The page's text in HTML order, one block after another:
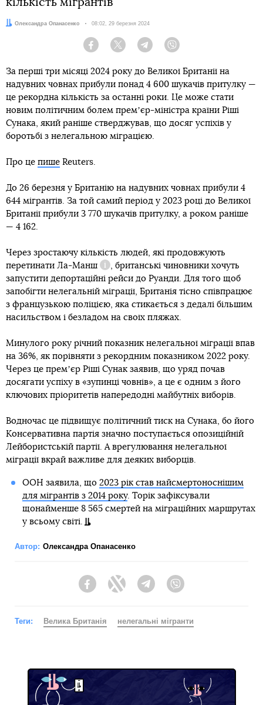
кількість мігрантів
Автор:
Олександра Опанасенко Дата:
08:02, 29 березня 2024
Facebook Twitter Telegram
За перші три місяці 2024 року до Великої Британії на
надувних човнах прибули понад 4 600 шукачів притулку —
це рекордна кількість за останні роки. Це може стати
новим політичним болем премʼєр-міністра країни Ріші
Сунака, який раніше стверджував, що досяг успіхів у
боротьбі з нелегальною міграцією.
Про це пише Reuters.
До 26 березня у Британію на надувних човнах прибули 4
644 мігрантів. За той самий період у 2023 році до Великої
Британії прибули 3 770 шукачів притулку, а роком раніше
— 4 162.
Через зростаючу кількість людей, які продовжують
перетинати Ла-Манш
Довідка
, британські чиновники хочуть
запустити депортаційні рейси до Руанди. Для того щоб
запобігти нелегальній міграції, Британія тісно співпрацює
з французькою поліцією, яка стикається з дедалі більшим
насильством і безладом на своїх пляжах.
Минулого року річний показник нелегальної міграції впав
на 36%, як порівняти з рекордним показником 2022 року.
Через це премʼєр Ріші Сунак заявив, що уряд почав
досягати успіху в «зупинці човнів», а це є одним з його
ключових пріоритетів напередодні майбутніх виборів.
Водночас це підвищує політичний тиск на Сунака, бо його
Консервативна партія значно поступається опозиційній
Лейбористській партії. А врегулювання нелегальної
міграції вкрай важливе для деяких виборців.
ООН заявила, що 2023 рік став найсмертоноснішим
для мігрантів з 2014 року. Торік зафіксували
щонайменше 8 565 смертей на міграційних маршрутах
у всьому світі.
Автор: Олександра Опанасенко
FacebookTwitter Telegram
Теги: Велика Британія нелегальні мігранти